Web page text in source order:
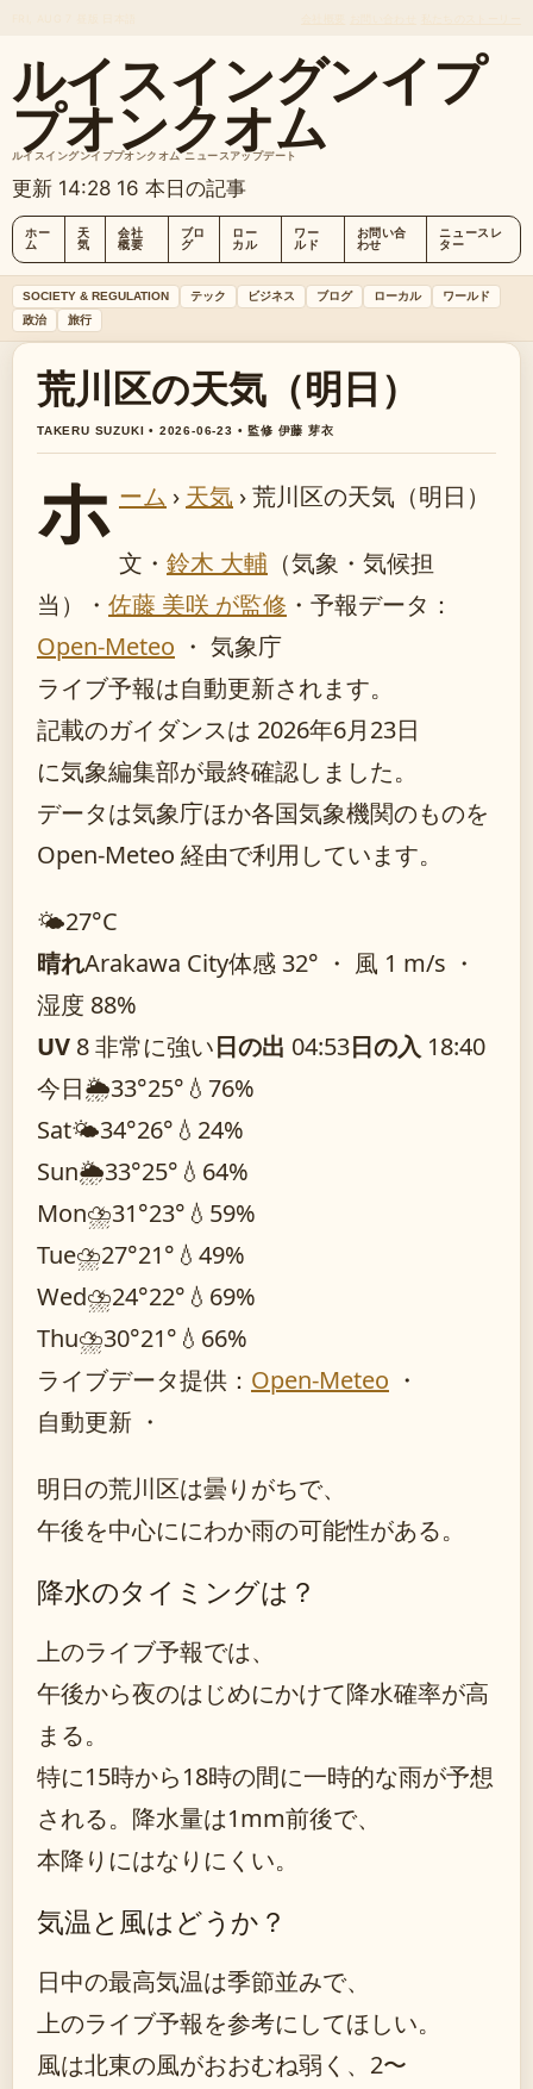
ルイスイングンイプ
プオンクオム
ルイスイングンイププオンクオム ニュースアップデート
更新 14:28 16 本日の記事
ホー
ム
天
気
会社
概要
ブロ
グ
ロー
カル
ワー
ルド
お問い合
わせ
ニュースレ
ター
SOCIETY & REGULATION テック ビジネス ブログ ローカル
ワールド
政治
旅行
荒川区の天気（明日）
TAKERU SUZUKI • 2026-06-23 • 監修 伊藤 芽衣
ホ ーム › 天気 ›荒川区の天気（明日）
文・ 鈴木 大輔 （気象・気候担
当）
・ 佐藤 美咲 が監修 ・ 予報データ：
Open-Meteo ・ 気象庁
ライブ予報は自動更新されます。
記載のガイダンスは 2026年6月23日
に気象編集部が最終確認しました。
データは気象庁ほか各国気象機関のものを
Open-Meteo 経由で利用しています。
🌤️27°C
晴れArakawa City体感 32° ・ 風 1 m/s ・
湿度 88%
UV 8 非常に強い日の出 04:53日の入 18:40
今日🌦️33°25° 💧76%
Sat🌤️34°26° 💧24%
Sun🌦️33°25° 💧64%
Mon⛈️31°23° 💧59%
Tue⛈️27°21° 💧49%
Wed⛈️24°22° 💧69%
Thu⛈️30°21° 💧66%
ライブデータ提供： Open-Meteo ・
自動更新 ・
明日の荒川区は曇りがちで、
午後を中心ににわか雨の可能性がある。
降水のタイミングは？
上のライブ予報では、
午後から夜のはじめにかけて降水確率が高
まる。
特に15時から18時の間に一時的な雨が予想
される。降水量は1mm前後で、
本降りにはなりにくい。
気温と風はどうか？
日中の最高気温は季節並みで、
上のライブ予報を参考にしてほしい。
風は北東の風がおおむね弱く、2〜